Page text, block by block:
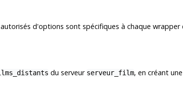
d'options sont spécifiques à chaque wrapper
du serveur serveur_film, en créant